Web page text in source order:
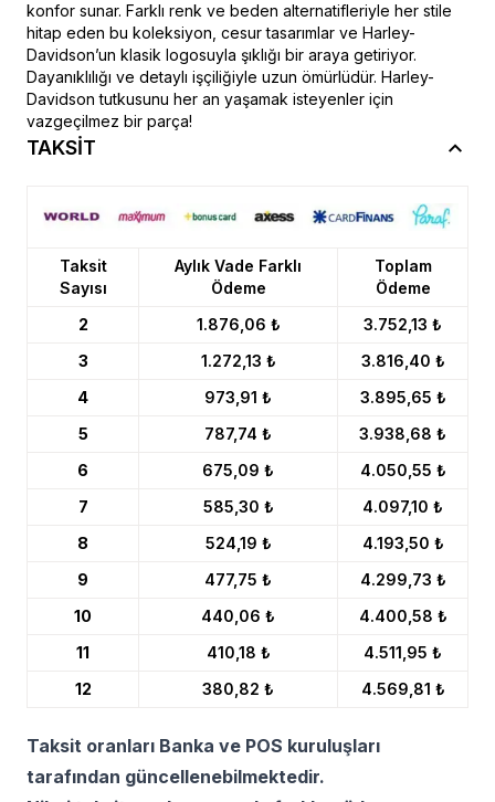
konfor sunar. Farklı renk ve beden alternatifleriyle her stile
hitap eden bu koleksiyon, cesur tasarımlar ve Harley-
Davidson’un klasik logosuyla şıklığı bir araya getiriyor.
Dayanıklılığı ve detaylı işçiliğiyle uzun ömürlüdür. Harley-
Davidson tutkusunu her an yaşamak isteyenler için
vazgeçilmez bir parça!
TAKSİT
Taksit
Sayısı
Aylık Vade Farklı
Ödeme
Toplam
Ödeme
2
1.876,06 ₺
3.752,13 ₺
3
1.272,13 ₺
3.816,40 ₺
4
973,91 ₺
3.895,65 ₺
5
787,74 ₺
3.938,68 ₺
6
675,09 ₺
4.050,55 ₺
7
585,30 ₺
4.097,10 ₺
8
524,19 ₺
4.193,50 ₺
9
477,75 ₺
4.299,73 ₺
10
440,06 ₺
4.400,58 ₺
11
410,18 ₺
4.511,95 ₺
12
380,82 ₺ 4.569,81 ₺
Taksit oranları Banka ve POS kuruluşları
tarafından güncellenebilmektedir.